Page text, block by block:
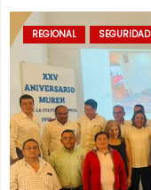
REGIONAL SEGURIDAD